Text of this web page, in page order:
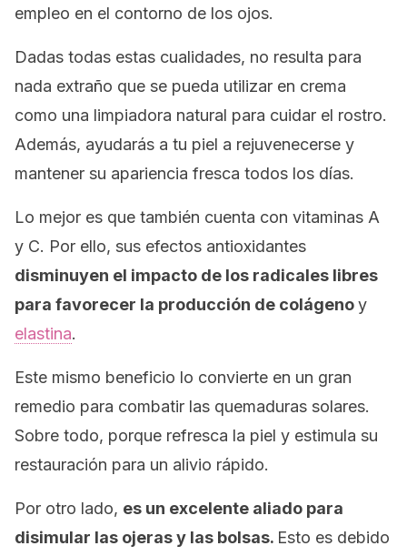
empleo en el contorno de los ojos.
Dadas todas estas cualidades, no resulta para
nada extraño que se pueda utilizar en crema
como una limpiadora natural para cuidar el rostro.
Además, ayudarás a tu piel a rejuvenecerse y
mantener su apariencia fresca todos los días.
Lo mejor es que también cuenta con vitaminas A
y C. Por ello, sus efectos antioxidantes
disminuyen el impacto de los radicales libres
para favorecer la producción de colágenoy
elastina.
Este mismo beneficio lo convierte en un gran
remedio para combatir las quemaduras solares.
Sobre todo, porque refresca la piel y estimula su
restauración para un alivio rápido.
Por otro lado, es un excelente aliado para
disimular las ojeras y las bolsas. Esto es debido